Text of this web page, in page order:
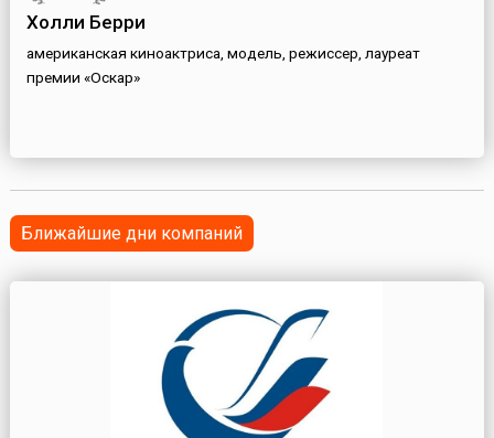
Холли Берри
американская киноактриса, модель, режиссер, лауреат
премии «Оскар»
Ближайшие дни компаний